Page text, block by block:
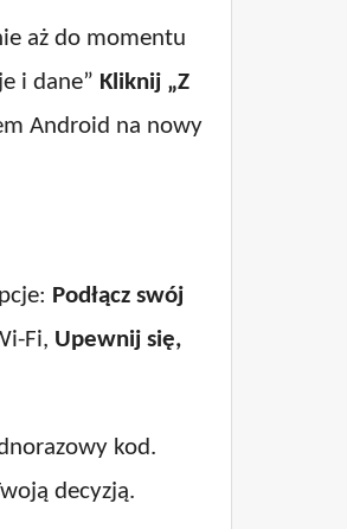
aż do momentu
i dane” Kliknij „Z
Android na nowy
Podłącz swój
Fi, Upewnij się,
kod.
decyzją.